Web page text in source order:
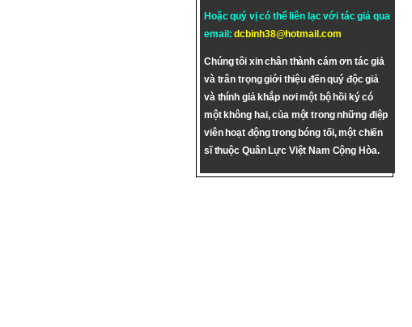
Hoặc quý vị có thể liên lạc với tác giả qua
email:dcbinh38@hotmail.com
Chúng tôi xin chân thành cám ơn tác giả
và trân trọng giới thiệu đến quý độc giả
và thính giả khắp nơi một bộ hồi ký có
một không hai, của một trong những điệp
viên hoạt động trong bóng tối, một chiến
sĩ thuộc Quân Lực Việt Nam Cộng Hòa.